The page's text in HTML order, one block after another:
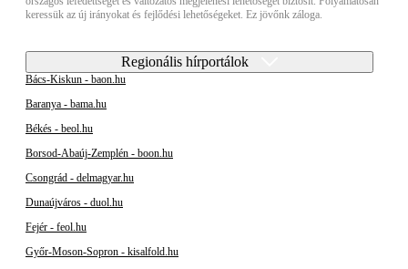
keressük az új irányokat és fejlődési lehetőségeket. Ez jövőnk záloga.
Regionális hírportálok
Bács-Kiskun - baon.hu
Baranya - bama.hu
Békés - beol.hu
Borsod-Abaúj-Zemplén - boon.hu
Csongrád - delmagyar.hu
Dunaújváros - duol.hu
Fejér - feol.hu
Győr-Moson-Sopron - kisalfold.hu